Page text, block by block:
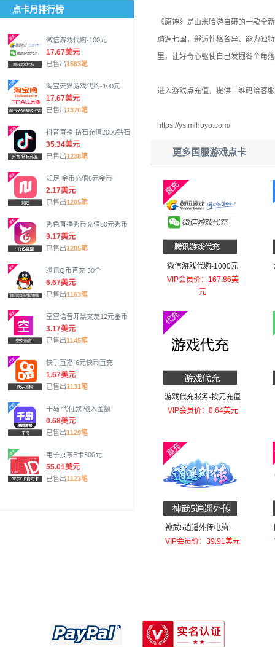
点卡月排行榜
微信游戏代购-100元
17.67美元
已售出1583笔
淘宝天猫游戏代购-100元
17.67美元
已售出1370笔
抖音直播 钻石充值2000钻石
35.34美元
已售出1238笔
知足 金币充值6元金币
2.17美元
已售出1205笔
秀色直播秀币充值50元秀币
9.17美元
已售出1205笔
腾讯Q币直充 30个
6.67美元
已售出1163笔
空空语音开黑交友12元金币
3.17美元
已售出1145笔
快手直播-6元快币直充
1.67美元
已售出1131笔
千岛 代付款 输入金额
0.68美元
已售出1129笔
电子京东E卡300元
55.01美元
已售出1123笔
《原神》是由米哈游自研的一款全
踏遍七国，邂逅性格各异、能力独
里，让好奇心驱使自己发掘各个角
进入游戏点充值，提供二维码给客
https://ys.mihoyo.com/
更多国服游戏点卡
微信游戏代购-1000元
VIP会员价：167.86美
元
游戏代充服务-按元充值
VIP会员价：0.64美元
神武5逍遥外传电脑端2
40元金币
VIP会员价：39.91美元